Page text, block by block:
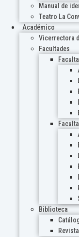
Manual de
Teatro La
Académico
Vicerrectora
Facultades
Biblioteca